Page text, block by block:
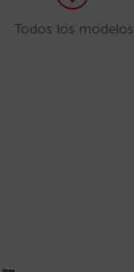
Todos los modelos